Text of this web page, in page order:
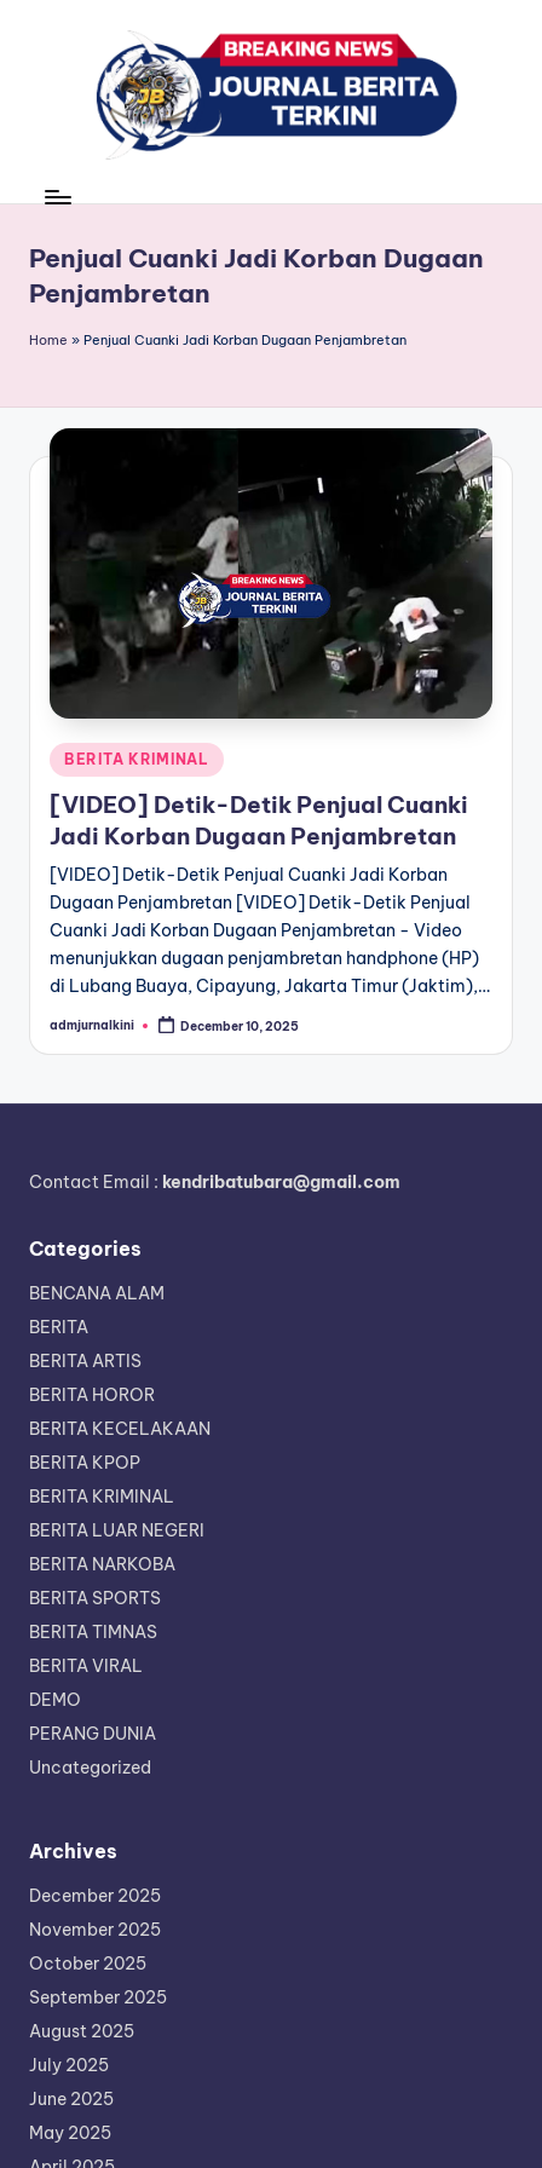
r
n
a
B
e
a
T
e
r
k
n
news
Penjual Cuanki Jadi Korban Dugaan
Penjambretan
Home » Penjual Cuanki Jadi Korban Dugaan Penjambretan
Posted
in
BERITA KRIMINAL
[VIDEO] Detik-Detik Penjual Cuanki
Jadi Korban Dugaan Penjambretan
[VIDEO] Detik-Detik Penjual Cuanki Jadi Korban
Dugaan Penjambretan [VIDEO] Detik-Detik Penjual
Cuanki Jadi Korban Dugaan Penjambretan - Video
menunjukkan dugaan penjambretan handphone (HP)
di Lubang Buaya, Cipayung, Jakarta Timur (Jaktim),…
Posted
admjurnalkini December 10, 2025
Contact Email : kendribatubara@gmail.com
Categories
BENCANA ALAM
BERITA
BERITA ARTIS
BERITA HOROR
BERITA KECELAKAAN
BERITA KPOP
BERITA KRIMINAL
BERITA LUAR NEGERI
BERITA NARKOBA
BERITA SPORTS
BERITA TIMNAS
BERITA VIRAL
DEMO
PERANG DUNIA
Uncategorized
Archives
December 2025
November 2025
October 2025
September 2025
August 2025
July 2025
June 2025
May 2025